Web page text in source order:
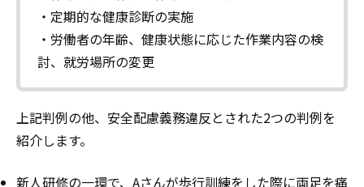
・定期的な健康診断の実施
・労働者の年齢、健康状態に応じた作業内容の検
討、就労場所の変更
上記判例の他、安全配慮義務違反とされた2つの判例を
紹介します。
新人研修の一環で、Aさんが歩行訓練をした際に両足を痛